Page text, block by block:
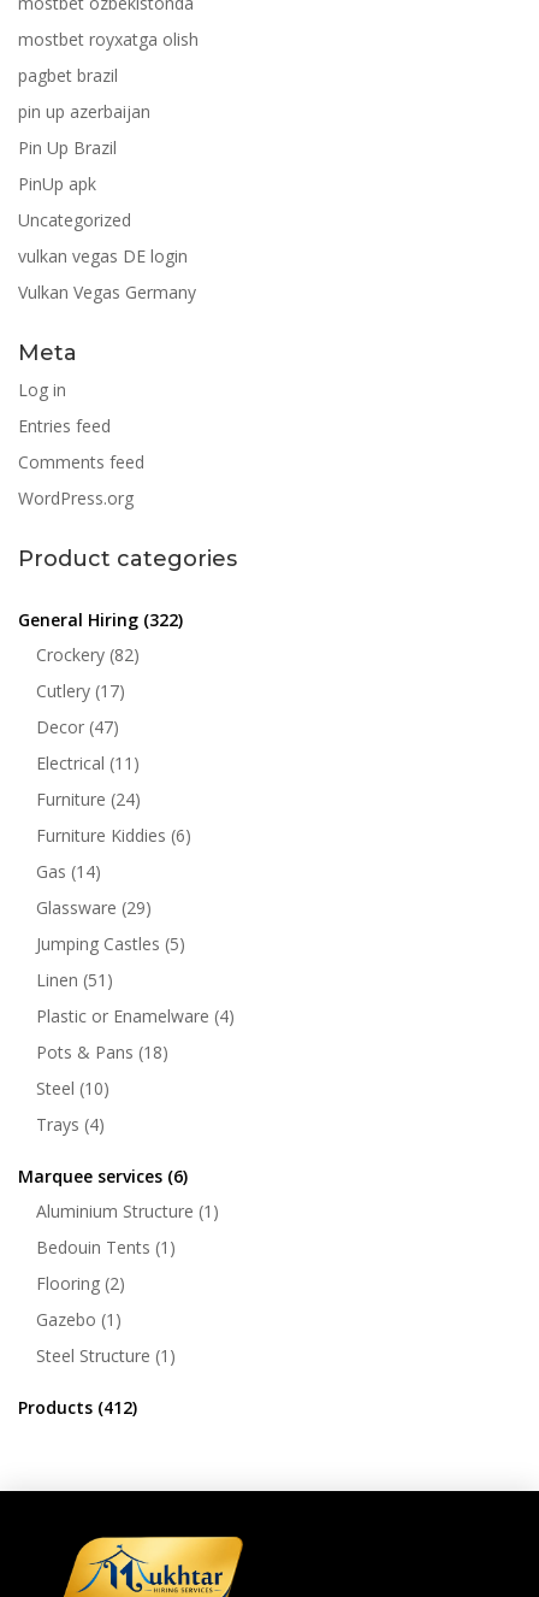
mostbet royxatga olish
pagbet brazil
pin up azerbaijan
Pin Up Brazil
PinUp apk
Uncategorized
vulkan vegas DE login
Vulkan Vegas Germany
Meta
Log in
Entries feed
Comments feed
WordPress.org
Product categories
General Hiring (322)
Crockery (82)
Cutlery (17)
Decor (47)
Electrical (11)
Furniture (24)
Furniture Kiddies (6)
Gas (14)
Glassware (29)
Jumping Castles (5)
Linen (51)
Plastic or Enamelware (4)
Pots & Pans (18)
Steel (10)
Trays (4)
Marquee services (6)
Aluminium Structure (1)
Bedouin Tents (1)
Flooring (2)
Gazebo (1)
Steel Structure (1)
Products (412)